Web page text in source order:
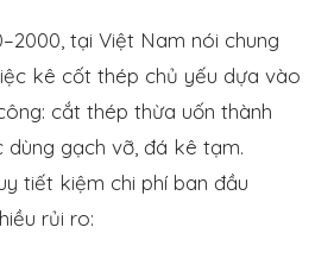
tại Việt Nam nói chung
kê cốt thép chủ yếu dựa vào
cắt thép thừa uốn thành
dùng gạch vỡ, đá kê tạm.
tiết kiệm chi phí ban đầu
rủi ro: